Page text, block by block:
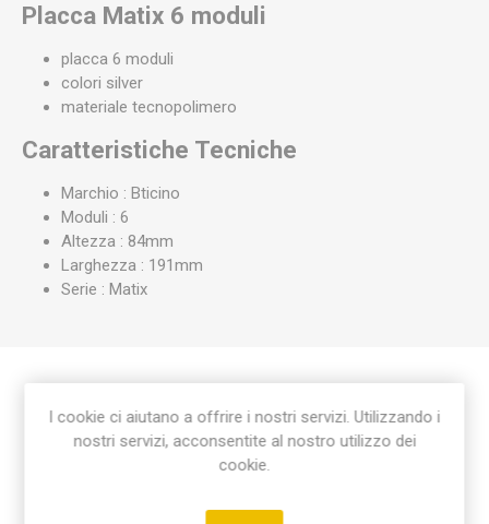
Placca Matix 6 moduli
placca 6 moduli
colori silver
materiale tecnopolimero
Caratteristiche Tecniche
Marchio : Bticino
Moduli : 6
Altezza : 84mm
Larghezza : 191mm
Serie : Matix
Etichetta del prodotto
placca matix 6 moduli
I cookie ci aiutano a offrire i nostri servizi. Utilizzando i
nostri servizi, acconsentite al nostro utilizzo dei
cookie.